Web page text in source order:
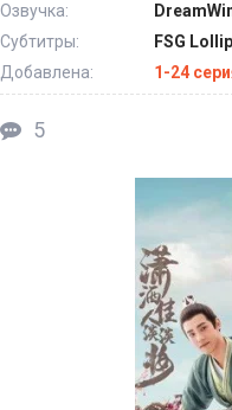
Озвучка:
Субтитры:
FSG
Добавлена:
1-24
5